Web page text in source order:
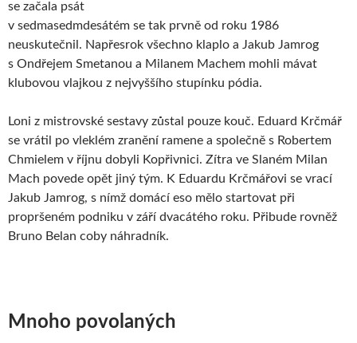
se začala psát
v sedmasedmdesátém se tak prvně od roku 1986
neuskutečnil. Napřesrok všechno klaplo a Jakub Jamrog
s Ondřejem Smetanou a Milanem Machem mohli mávat
klubovou vlajkou z nejvyššího stupínku pódia.
Loni z mistrovské sestavy zůstal pouze kouč. Eduard Krčmář
se vrátil po vleklém zranění ramene a společně s Robertem
Chmielem v říjnu dobyli Kopřivnici. Zítra ve Slaném Milan
Mach povede opět jiný tým. K Eduardu Krčmářovi se vrací
Jakub Jamrog, s nímž domácí eso mělo startovat při
propršeném podniku v září dvacátého roku. Přibude rovněž
Bruno Belan coby náhradník.
Mnoho povolaných